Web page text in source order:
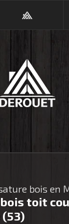
bois en
toit